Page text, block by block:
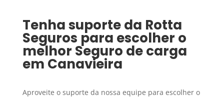
Tenha suporte da Rotta
Seguros para escolher o
melhor Seguro de carga
em Canavieira
Aproveite o suporte da nossa equipe para escolher o